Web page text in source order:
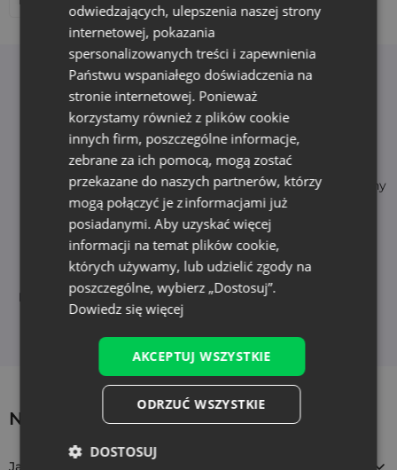
Korzyści z wyboru Saketos
Natychmiastowa
dostępność
szybka dostawa (24-48h)
Wysoka jakość
- trwałe i bezpieczne tkaniny
Możliwość personalizacji
nadruki i szycie na
Obsługa klienta
10 szt. Woreczki welurowe 8 x 10 cm -
VVT-0810-SXX-112
Najczęściej zadawane pytania
Jakie są wymiary woreczków?
odwiedzających, ulepszenia naszej strony
internetowej, pokazania
spersonalizowanych treści i zapewnienia
Państwu wspaniałego doświadczenia na
stronie internetowej. Ponieważ
korzystamy również z plików cookie
innych firm, poszczególne informacje,
zebrane za ich pomocą, mogą zostać
przekazane do naszych partnerów, którzy
mogą połączyć je z informacjami już
posiadanymi. Aby uzyskać więcej
informacji na temat plików cookie,
których używamy, lub udzielić zgody na
poszczególne, wybierz „Dostosuj”.
Dowiedz się więcej
AKCEPTUJ WSZYSTKIE
ODRZUĆ WSZYSTKIE
DOSTOSUJ